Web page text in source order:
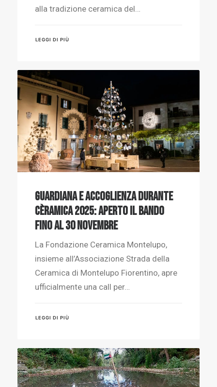
alla tradizione ceramica del…
LEGGI DI PIÙ
Guardiana e accoglienza durante
Cèramica 2025: aperto il bando
fino al 30 novembre
La Fondazione Ceramica Montelupo,
insieme all’Associazione Strada della
Ceramica di Montelupo Fiorentino, apre
ufficialmente una call per…
LEGGI DI PIÙ